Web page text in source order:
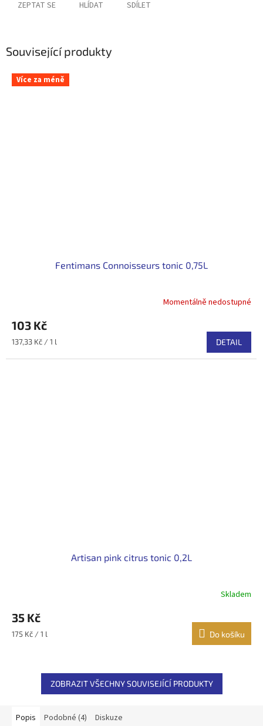
ZEPTAT SE HLÍDAT SDÍLET
Související produkty
Více za méně
Fentimans Connoisseurs tonic 0,75L
Momentálně nedostupné
103 Kč
Měrná
137,33 Kč / 1 l DETAIL
Artisan pink citrus tonic 0,2L
Skladem
35 Kč
Měrná
175 Kč / 1 l Do košíku
ZOBRAZIT VŠECHNY SOUVISEJÍCÍ PRODUKTY
Popis Podobné (4) Diskuze